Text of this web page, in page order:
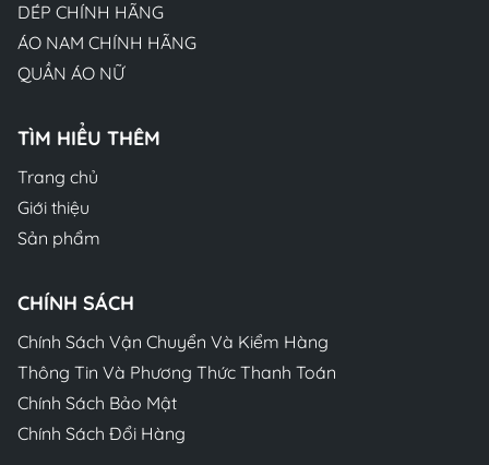
DÉP CHÍNH HÃNG
ÁO NAM CHÍNH HÃNG
QUẦN ÁO NỮ
TÌM HIỂU THÊM
Trang chủ
Giới thiệu
Sản phẩm
CHÍNH SÁCH
Chính Sách Vận Chuyển Và Kiểm Hàng
Thông Tin Và Phương Thức Thanh Toán
Chính Sách Bảo Mật
Chính Sách Đổi Hàng